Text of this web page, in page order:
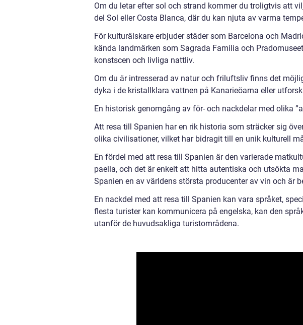
Om du letar efter sol och strand kommer du troligtvis att
del Sol eller Costa Blanca, där du kan njuta av varma
För kulturälskare erbjuder städer som Barcelona och
kända landmärken som Sagrada Familia och
konstscen och livliga nattliv.
Om du är intresserad av natur och friluftsliv finns det
dyka i de kristallklara vattnen på Kanarieöarna eller
En historisk genomgång av för- och nackdelar med olika
Att resa till Spanien har en rik historia som sträcker sig
olika civilisationer, vilket har bidragit till en unik kulturell
En fördel med att resa till Spanien är den varierade
paella, och det är enkelt att hitta autentiska och utsökta
Spanien en av världens största producenter av vin och är
En nackdel med att resa till Spanien kan vara språket,
flesta turister kan kommunicera på engelska, kan den
utanför de huvudsakliga turistområdena.